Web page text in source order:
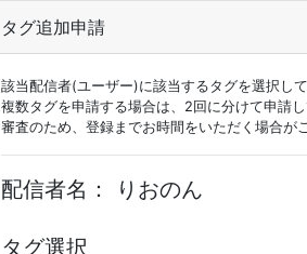
タグ追加申請
該当配信者(ユーザー)に該当するタグを選択し
複数タグを申請する場合は、2回に分けて申請
審査のため、登録までお時間をいただく場合が
配信者名： りおのん
タグ選択